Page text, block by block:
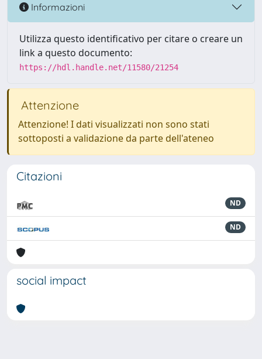
Informazioni
Utilizza questo identificativo per citare o creare un
link a questo documento:
https://hdl.handle.net/11580/21254
Attenzione
Attenzione! I dati visualizzati non sono stati
sottoposti a validazione da parte dell'ateneo
Citazioni
ND
ND
social impact